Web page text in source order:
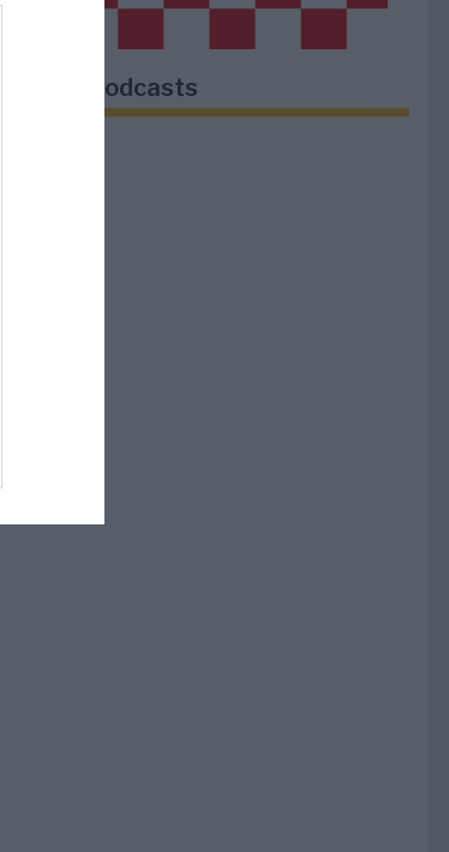
Lokala podcasts